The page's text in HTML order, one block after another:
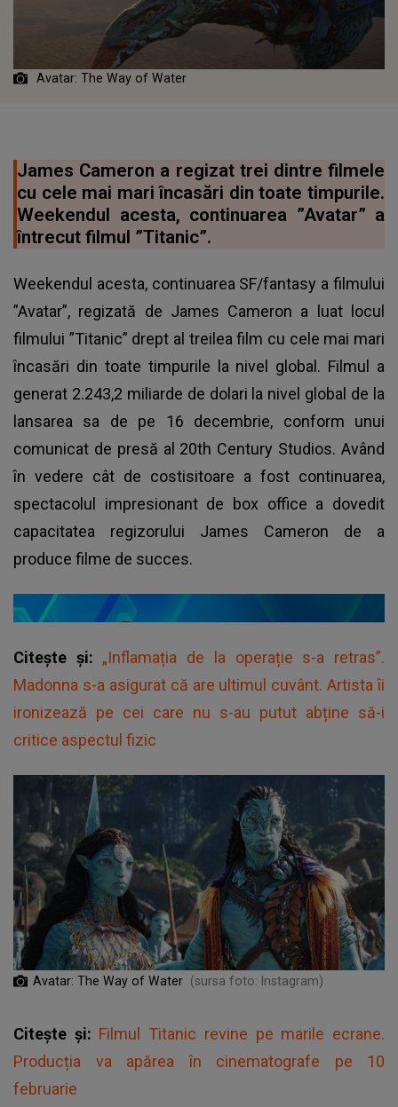
Avatar: The Way of Water
James Cameron a regizat trei dintre filmele
cu cele mai mari încasări din toate timpurile.
Weekendul acesta, continuarea ”Avatar” a
întrecut filmul ”Titanic”.
Weekendul acesta, continuarea SF/fantasy a filmului
”Avatar”, regizată de James Cameron a luat locul
filmului ”Titanic” drept al treilea film cu cele mai mari
încasări din toate timpurile la nivel global. Filmul a
generat 2.243,2 miliarde de dolari la nivel global de la
lansarea sa de pe 16 decembrie, conform unui
comunicat de presă al 20th Century Studios. Având
în vedere cât de costisitoare a fost continuarea,
spectacolul impresionant de box office a dovedit
capacitatea regizorului James Cameron de a
produce filme de succes.
Citește și: „Inflamația de la operație s-a retras”.
Madonna s-a asigurat că are ultimul cuvânt. Artista îi
ironizează pe cei care nu s-au putut abține să-i
critice aspectul fizic
Avatar: The Way of Water (sursa foto: Instagram)
Citește și: Filmul Titanic revine pe marile ecrane.
Producția va apărea în cinematografe pe 10
februarie